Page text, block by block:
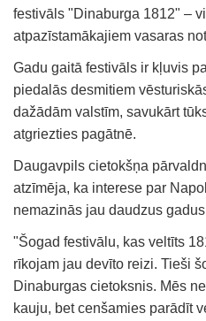
festivāls "Dinaburga 1812" –
atpazīstamākajiem vasaras
Gadu gaitā festivāls ir kļuvis
piedalās desmitiem
dažādām valstīm, savukārt
atgriezties pagātnē.
Daugavpils cietokšņa
atzīmēja, ka interese par
nemazinās jau daudzus
"Šogad festivālu, kas veltīts
rīkojam jau devīto reizi. Tieši
Dinaburgas cietoksnis. Mēs
kauju, bet cenšamies parādīt